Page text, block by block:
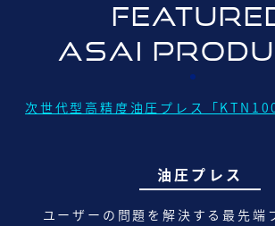
ASAI
次世代型高精度油圧プレス「
油圧プレス
ユーザーの問題を解決する最先端